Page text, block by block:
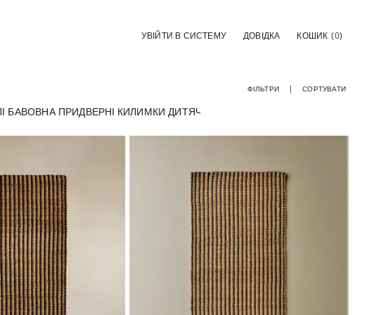
УВІЙТИ В СИСТЕМУ ДОВІДКА КОШИК (0)
БАВОВНА ПРИДВЕРНІ КИЛИМКИ ДИТЯЧІ
ФІЛЬТРИ СОРТУВАТИ